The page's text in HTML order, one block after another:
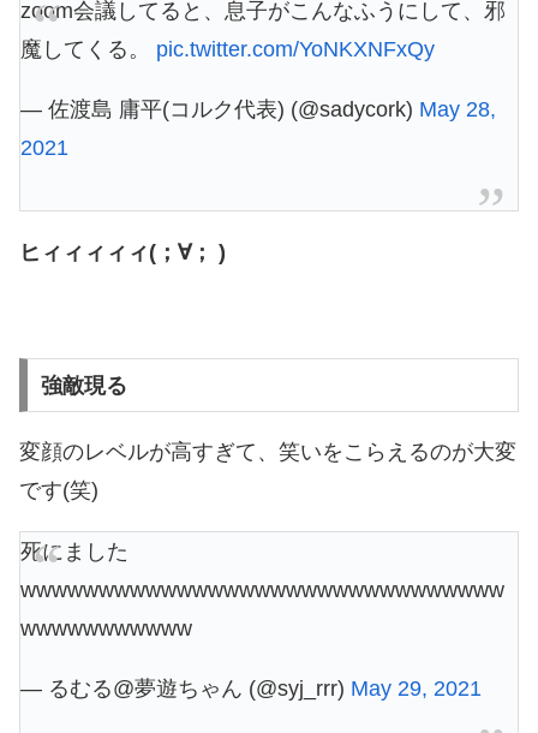
zoom会議してると、息子がこんなふうにして、邪
魔してくる。 pic.twitter.com/YoNKXNFxQy
— 佐渡島 庸平(コルク代表) (@sadycork) May 28,
2021
ヒィィィィィ(；∀； )
強敵現る
変顔のレベルが高すぎて、笑いをこらえるのが大変
です(笑)
死にました
wwwwwwwwwwwwwwwwwwwwwwwwwwwwwww
wwwwwwwwwww
— るむる@夢遊ちゃん (@syj_rrr) May 29, 2021